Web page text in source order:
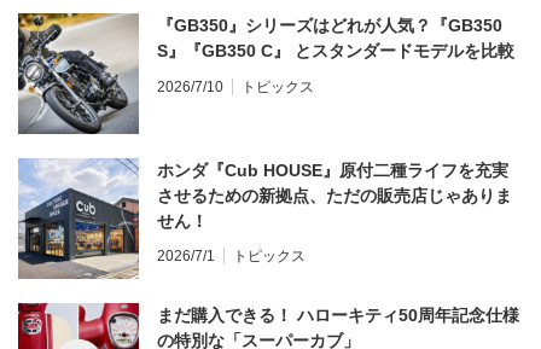
『GB350』シリーズはどれが人気？『GB350
S』『GB350 C』 とスタンダードモデルを比較
2026/7/10 トピックス
ホンダ『Cub HOUSE』原付二種ライフを充実
させるための新拠点、ただの販売店じゃありま
せん！
2026/7/1 トピックス
まだ購入できる！ ハローキティ50周年記念仕様
の特別な「スーパーカブ」